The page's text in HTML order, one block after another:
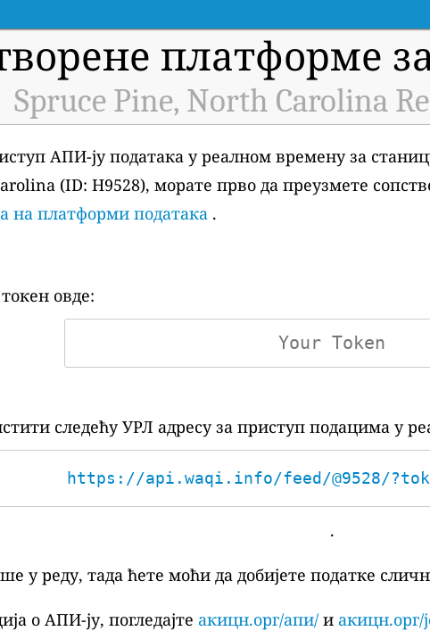
платформе
Spruce Pine, North Carolina
АПИ-ју података у реалном времену за
(ID: H9528), морате прво да преузмете
на платформи података .
овде:
следећу УРЛ адресу за приступ подацима у
https://api.waqi.info/feed/@9528/
.
у реду, тада ћете моћи да добијете податке
о АПИ-ју, погледајте акицн.орг/апи/ и акицн.орг/